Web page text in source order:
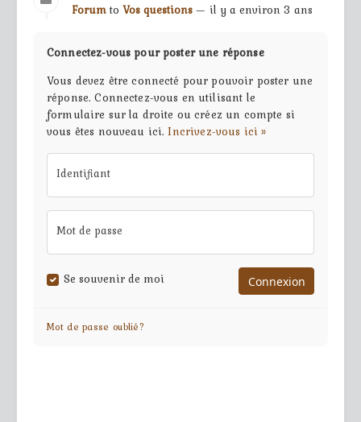
Forumto Vos questions — il y a environ 3 ans
Connectez-vous pour poster une réponse
Vous devez être connecté pour pouvoir poster une
réponse. Connectez-vous en utilisant le
formulaire sur la droite ou créez un compte si
vous êtes nouveau ici.Incrivez-vous ici »
Identifiant
Mot de passe
Se souvenir de moi
Mot de passe oublié?